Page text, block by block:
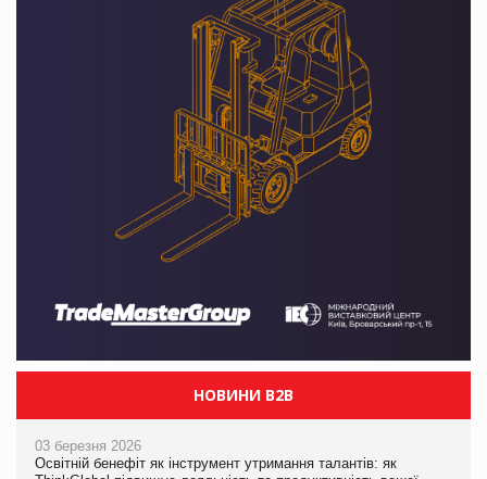
НОВИНИ B2B
03 березня 2026
Освітній бенефіт як інструмент утримання талантів: як